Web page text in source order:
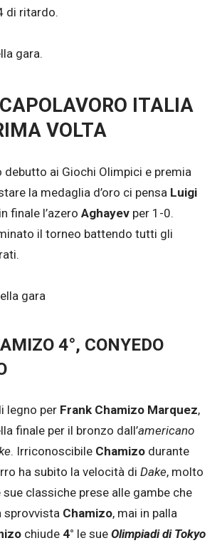
di ritardo.
gara.
ITALIA
VOLTA
debutto ai Giochi Olimpici e premia
la medaglia d’oro ci pensa Luigi
finale l’azero Aghayev per 1-0.
il torneo battendo tutti gli
gara
4°, CONYEDO
legno per Frank Chamizo Marquez,
finale per il bronzo dall’americano
. Irriconoscibile Chamizo durante
ha subito la velocità di Dake, molto
classiche prese alle gambe che
sprovvista Chamizo, mai in palla
chiude 4° le sue Olimpiadi di Tokyo